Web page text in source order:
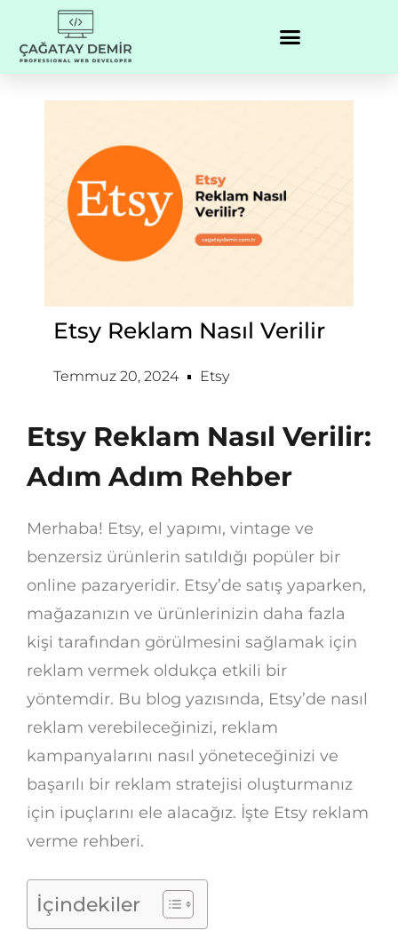
Etsy Reklam Nasıl Verilir
Temmuz 20, 2024 Etsy
Etsy Reklam Nasıl Verilir:
Adım Adım Rehber
Merhaba! Etsy, el yapımı, vintage ve
benzersiz ürünlerin satıldığı popüler bir
online pazaryeridir. Etsy’de satış yaparken,
mağazanızın ve ürünlerinizin daha fazla
kişi tarafından görülmesini sağlamak için
reklam vermek oldukça etkili bir
yöntemdir. Bu blog yazısında, Etsy’de nasıl
reklam verebileceğinizi, reklam
kampanyalarını nasıl yöneteceğinizi ve
başarılı bir reklam stratejisi oluşturmanız
için ipuçlarını ele alacağız. İşte Etsy reklam
verme rehberi.
İçindekiler